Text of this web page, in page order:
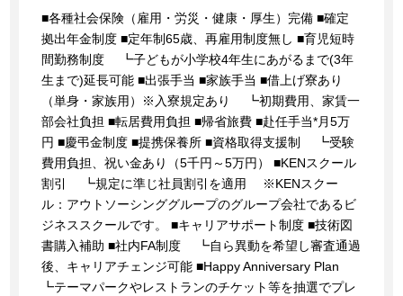
■各種社会保険（雇用・労災・健康・厚生）完備 ■確定
拠出年金制度 ■定年制65歳、再雇用制度無し ■育児短時
間勤務制度 ┗子どもが小学校4年生にあがるまで(3年
生まで)延長可能 ■出張手当 ■家族手当 ■借上げ寮あり
（単身・家族用）※入寮規定あり ┗初期費用、家賃一
部会社負担 ■転居費用負担 ■帰省旅費 ■赴任手当*月5万
円 ■慶弔金制度 ■提携保養所 ■資格取得支援制 ┗受験
費用負担、祝い金あり（5千円～5万円） ■KENスクール
割引 ┗規定に準じ社員割引を適用 ※KENスクー
ル：アウトソーシンググループのグループ会社であるビ
ジネススクールです。 ■キャリアサポート制度 ■技術図
書購入補助 ■社内FA制度 ┗自ら異動を希望し審査通過
後、キャリアチェンジ可能 ■Happy Anniversary Plan
┗テーマパークやレストランのチケット等を抽選でプレ